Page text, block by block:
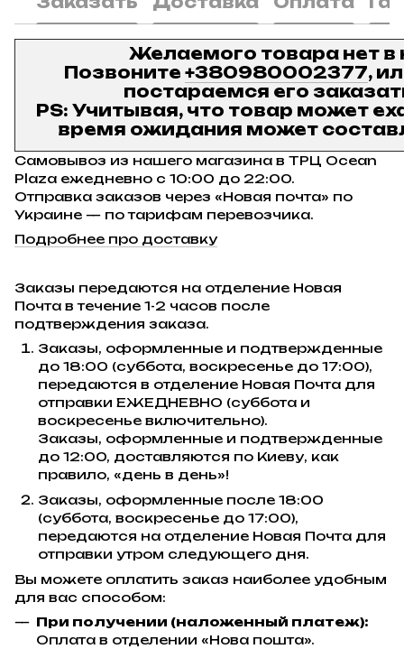
Желаемого товара нет в
Позвоните +380980002377,
постараемся его
PS: Учитывая, что товар может
время ожидания может
Самовывоз из нашего магазина в ТРЦ Ocean
Plaza ежедневно с 10:00 до 22:00.
Отправка заказов через «Новая почта» по
Украине — по тарифам перевозчика.
Подробнее про доставку
Заказы передаются на отделение Новая
Почта в течение 1-2 часов после
подтверждения заказа.
Заказы, оформленные и подтвержденные
до 18:00 (суббота, воскресенье до 17:00),
передаются в отделение Новая Почта для
отправки ЕЖЕДНЕВНО (суббота и
воскресенье включительно).
Заказы, оформленные и подтвержденные
до 12:00, доставляются по Киеву, как
правило, «день в день»!
Заказы, оформленные после 18:00
(суббота, воскресенье до 17:00),
передаются на отделение Новая Почта для
отправки утром следующего дня.
Вы можете оплатить заказ наиболее удобным
для вас способом:
При получении (наложенный платеж):
Оплата в отделении «Нова пошта».